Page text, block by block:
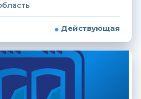
Действующая